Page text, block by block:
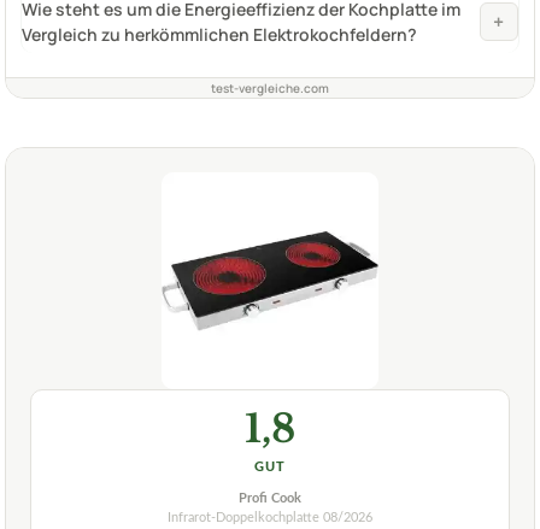
Wie steht es um die Energieeffizienz der Kochplatte im
Vergleich zu herkömmlichen Elektrokochfeldern?
+
test-vergleiche.com
1,8
GUT
Profi Cook
Infrarot-Doppelkochplatte 08/2026